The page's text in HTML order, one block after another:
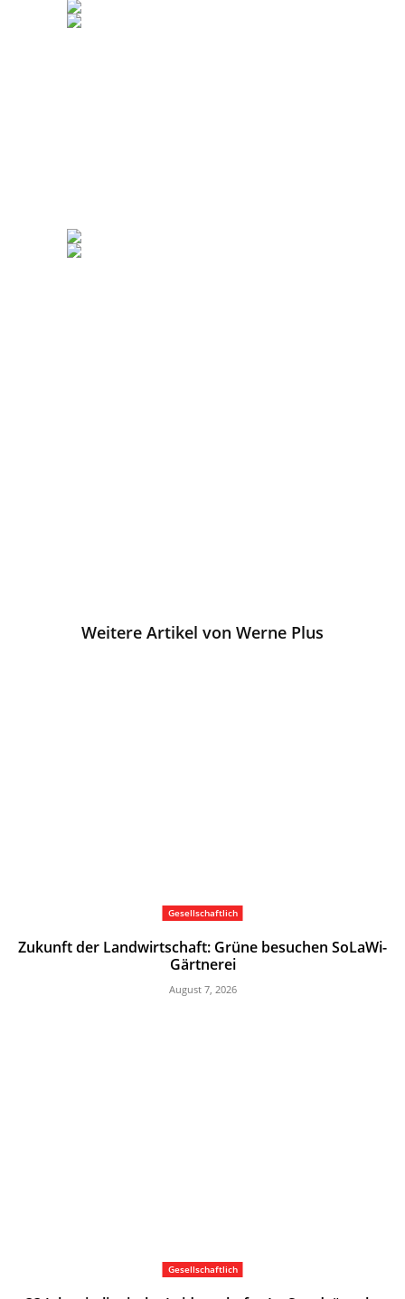
Weitere Artikel von Werne Plus
Gesellschaftlich
Zukunft der Landwirtschaft: Grüne besuchen SoLaWi-
Gärtnerei
August 7, 2026
Gesellschaftlich